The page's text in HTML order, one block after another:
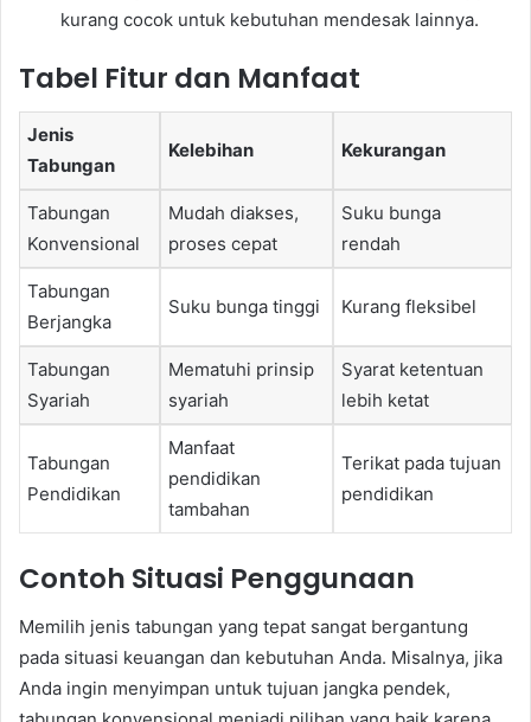
kurang cocok untuk kebutuhan mendesak lainnya.
Tabel Fitur dan Manfaat
Jenis
Tabungan
Kelebihan Kekurangan
Tabungan
Konvensional
Mudah diakses,
proses cepat
Suku bunga
rendah
Tabungan
Berjangka
Suku bunga tinggi Kurang fleksibel
Tabungan
Syariah
Mematuhi prinsip
syariah
Syarat ketentuan
lebih ketat
Tabungan
Pendidikan
Manfaat
pendidikan
tambahan
Terikat pada tujuan
pendidikan
Contoh Situasi Penggunaan
Memilih jenis tabungan yang tepat sangat bergantung
pada situasi keuangan dan kebutuhan Anda. Misalnya, jika
Anda ingin menyimpan untuk tujuan jangka pendek,